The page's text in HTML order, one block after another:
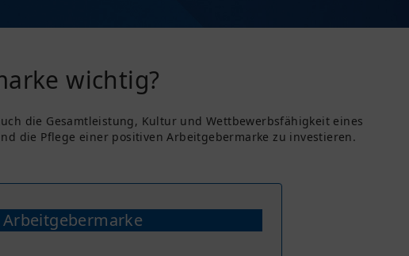
wichtig?
die Gesamtleistung, Kultur und Wettbewerbsfähigkeit eines
die Pflege einer positiven Arbeitgebermarke zu investieren.